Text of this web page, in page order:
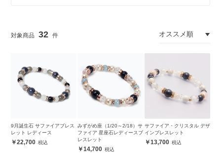
32
9月誕生石 サファイアブレス
レット レディース
22,700
みずがめ座（1/20～2/18）サ
ファイア 星座石レディースブ
レスレット
14,700
サファイア・クリスタル デザ
インブレスレット
13,700